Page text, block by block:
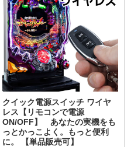
クイック電源スイッチ ワイヤ
レス【リモコンで電源
ON/OFF】 あなたの実機をも
っとかっこよく。もっと便利
に。 【単品販売可】